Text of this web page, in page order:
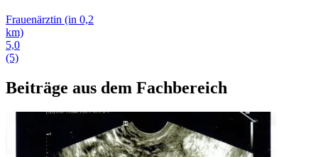
Frauenärztin (in 0,2
km)
5,0
(5)
Beiträge aus dem Fachbereich